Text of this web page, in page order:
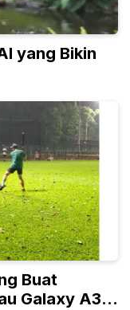
yang Bikin
Buat
Galaxy A36